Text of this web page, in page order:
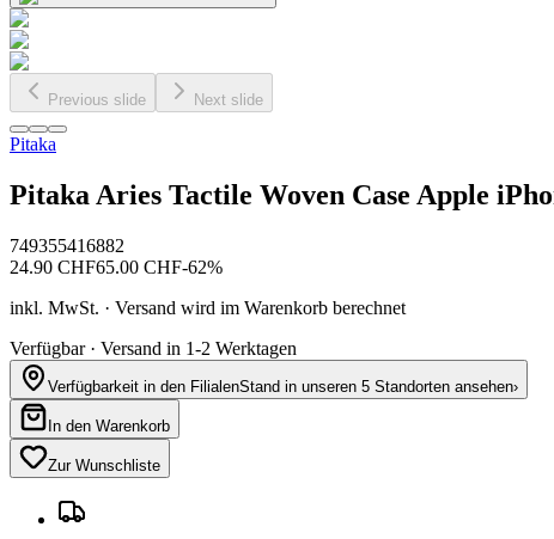
Previous slide Next slide
Pitaka
Pitaka Aries Tactile Woven Case Apple
749355416882
24.90 CHF65.00 CHF-62%
inkl. MwSt. · Versand wird im Warenkorb berechnet
Verfügbar · Versand in 1-2 Werktagen
Verfügbarkeit in den FilialenStand in unseren 5 Standorten ansehen›
In den Warenkorb
Zur Wunschliste